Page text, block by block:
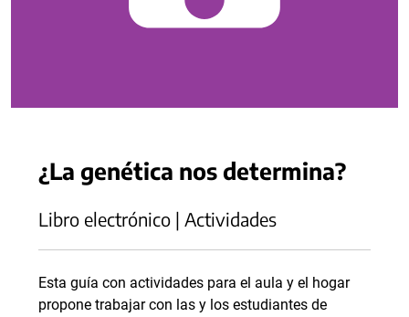
¿La genética nos determina?
Libro electrónico | Actividades
Esta guía con actividades para el aula y el hogar
propone trabajar con las y los estudiantes de